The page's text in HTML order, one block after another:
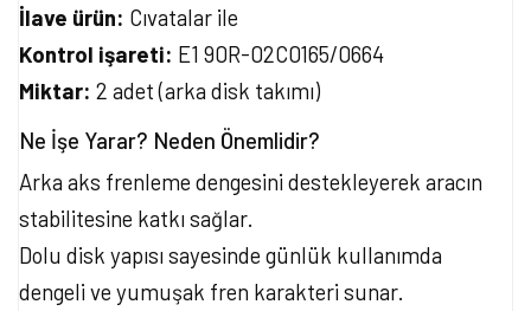
İlave ürün: Cıvatalar ile
Kontrol işareti: E1 90R-02C0165/0664
Miktar: 2 adet (arka disk takımı)
Ne İşe Yarar? Neden Önemlidir?
Arka aks frenleme dengesini destekleyerek aracın
stabilitesine katkı sağlar.
Dolu disk yapısı sayesinde günlük kullanımda
dengeli ve yumuşak fren karakteri sunar.